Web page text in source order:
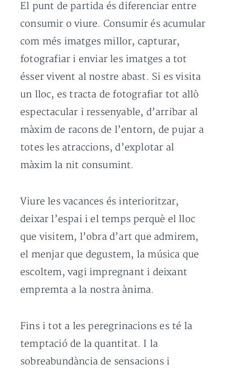
El punt de partida és diferenciar entre
consumir o viure. Consumir és acumular
com més imatges millor, capturar,
fotografiar i enviar les imatges a tot
ésser vivent al nostre abast. Si es visita
un lloc, es tracta de fotografiar tot allò
espectacular i ressenyable, d’arribar al
màxim de racons de l’entorn, de pujar a
totes les atraccions, d’explotar al
màxim la nit consumint.
Viure les vacances és interioritzar,
deixar l’espai i el temps perquè el lloc
que visitem, l’obra d’art que admirem,
el menjar que degustem, la música que
escoltem, vagi impregnant i deixant
empremta a la nostra ànima.
Fins i tot a les peregrinacions es té la
temptació de la quantitat. I la
sobreabundància de sensacions i